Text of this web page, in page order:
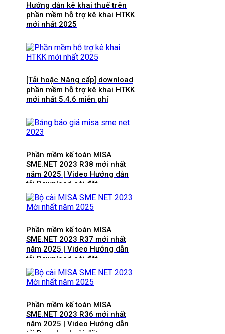
Hướng dẫn kê khai thuế trên
phần mềm hỗ trợ kê khai HTKK
mới nhất 2025
[Tải hoặc Nâng cấp] download
phần mềm hỗ trợ kê khai HTKK
mới nhất 5.4.6 miễn phí
Phần mềm kế toán MISA
SME.NET 2023 R38 mới nhất
năm 2025 | Video Hướng dẫn
tải Download cài đặt
Phần mềm kế toán MISA
SME.NET 2023 R37 mới nhất
năm 2025 | Video Hướng dẫn
tải Download cài đặt
Phần mềm kế toán MISA
SME.NET 2023 R36 mới nhất
năm 2025 | Video Hướng dẫn